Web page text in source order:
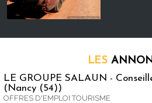
LES
LE GROUPE SALAUN -
(Nancy (54))
OFFRES D'EMPLOI TOURISME